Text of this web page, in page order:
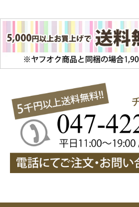
NEW!!26.1.22
グリーンルチル(緑針水晶)
シナバー(シンシャ)2点
NEW!!26.1.15
アクアマリン
NEW!!26.1.8
エメラルド
ロードナイト2点
06.7.1
水晶を中心とした天然石アクセサリーショップ
（チタンズストーン）"がオープンしました！
お金を貯めたい方や競争に勝ちたい方、心を強くし
から選ぶ代表的天然石の例を幾つか挙げてみますので
恋愛運アップの天然石にはアクアマリンやアメジス
イガーアイやルチル水晶などがあります。
ルチル水晶の中でも水晶内部のルチルが板状や束状
象を与えるタイチンルチルは付加価値が高く、華僑の
た。
▼天然石のアイテム選びでは直感も重要です
パワーストーン選びでは、天然石のパワーばかりに気
お客様ご自身の感情も大切にしてください。
石の放つ波長とご自身が本来持っている波長が共鳴す
由が無くてもチョットでも気になる天然石のブレスレ
たら、立ち止まってみることをお勧めします。
例えば恋愛運上昇のブレスレットを求めてお店に来た
なっています。